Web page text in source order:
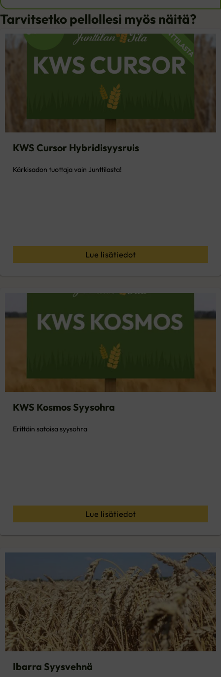
Tarvitsetko pellollesi myös näitä?
KWS Cursor Hybridisyysruis
Kärkisadon tuottaja vain Junttilasta!
Lue lisätiedot
KWS Kosmos Syysohra
Erittäin satoisa syysohra
Lue lisätiedot
Ibarra Syysvehnä